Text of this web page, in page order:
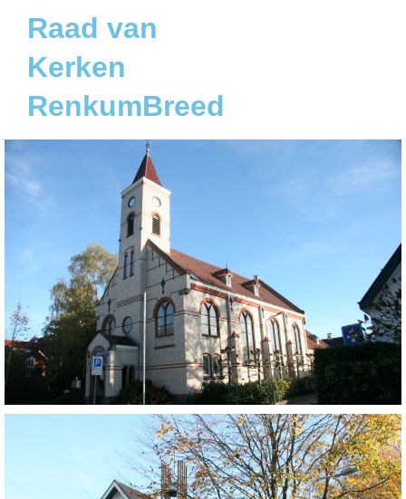
Raad van
Kerken
RenkumBreed